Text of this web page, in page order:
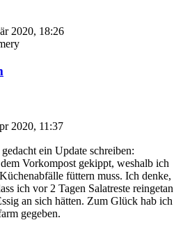
2020, 18:26
2020, 11:37
ein Update schreiben:
Vorkompost gekippt, weshalb ich
füttern muss. Ich denke,
ich vor 2 Tagen Salatreste reingetan
an sich hätten. Zum Glück hab ich
gegeben.